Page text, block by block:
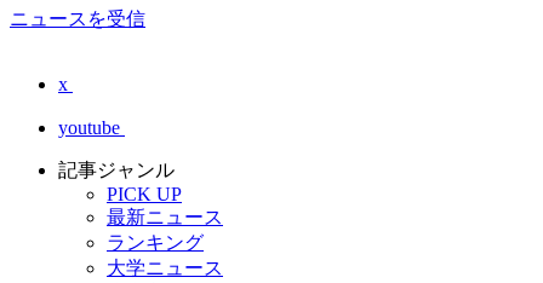
ニュースを受信
x
youtube
記事ジャンル
PICK UP
最新ニュース
ランキング
大学ニュース